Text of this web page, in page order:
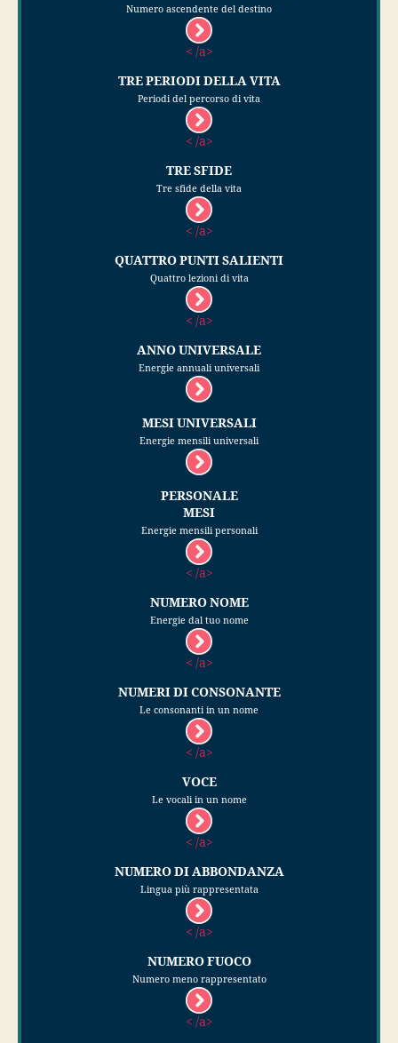
Numero ascendente del destino
< /a>
TRE PERIODI DELLA VITA
Periodi del percorso di vita
< /a>
TRE SFIDE
Tre sfide della vita
< /a>
QUATTRO PUNTI SALIENTI
Quattro lezioni di vita
< /a>
ANNO UNIVERSALE
Energie annuali universali
MESI UNIVERSALI
Energie mensili universali
PERSONALE
MESI
Energie mensili personali
< /a>
NUMERO NOME
Energie dal tuo nome
< /a>
NUMERI DI CONSONANTE
Le consonanti in un nome
< /a>
VOCE
Le vocali in un nome
< /a>
NUMERO DI ABBONDANZA
Lingua più rappresentata
< /a>
NUMERO FUOCO
Numero meno rappresentato
< /a>